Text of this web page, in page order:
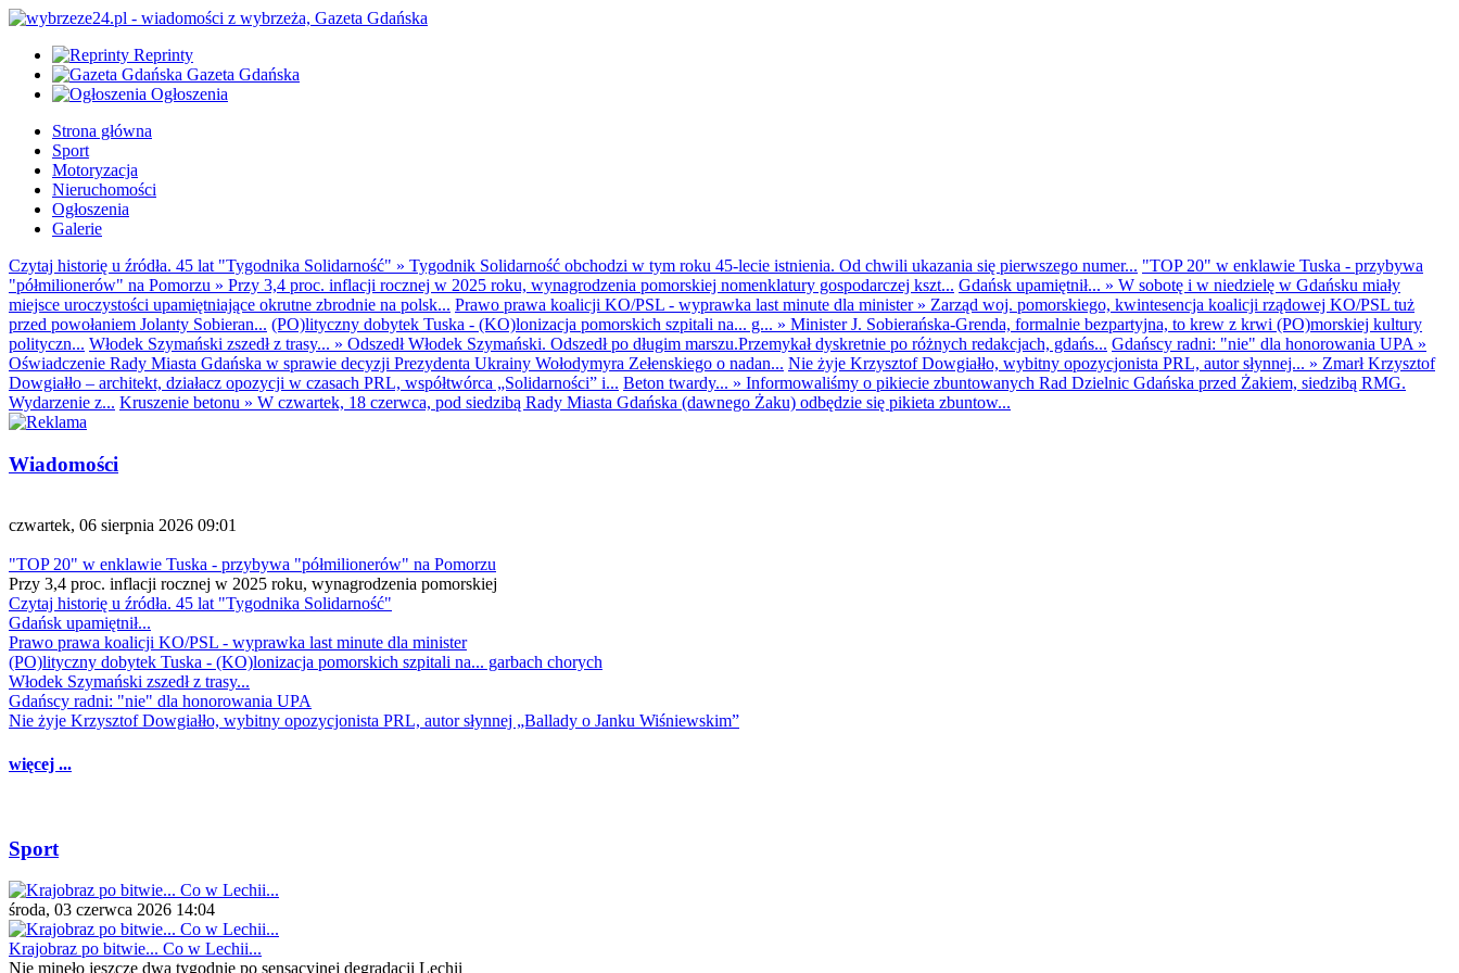
Reprinty
Gazeta Gdańska
Ogłoszenia
Strona główna
Sport
Motoryzacja
Nieruchomości
Ogłoszenia
Galerie
Czytaj historię u źródła. 45 lat "Tygodnika Solidarność" » Tygodnik Solidarność obchodzi w tym roku 45-lecie istnienia. Od chwili ukazania się pierwszego numer... "TOP 20" w enklawie Tuska - przybywa
"półmilionerów" na Pomorzu » Przy 3,4 proc. inflacji rocznej w 2025 roku, wynagrodzenia pomorskiej nomenklatury gospodarczej kszt... Gdańsk upamiętnił... » W sobotę i w niedzielę w Gdańsku miały
miejsce uroczystości upamiętniające okrutne zbrodnie na polsk... Prawo prawa koalicji KO/PSL - wyprawka last minute dla minister» Zarząd woj. pomorskiego, kwintesencja koalicji rządowej KO/PSL tuż
przed powołaniem Jolanty Sobieran... (PO)lityczny dobytek Tuska - (KO)lonizacja pomorskich szpitali na... g... » Minister J. Sobierańska-Grenda, formalnie bezpartyjna, to krew z krwi (PO)morskiej kultury
polityczn... Włodek Szymański zszedł z trasy... » Odszedł Włodek Szymański. Odszedł po długim marszu.Przemykał dyskretnie po różnych redakcjach, gdańs... Gdańscy radni: "nie" dla honorowania UPA »
Oświadczenie Rady Miasta Gdańska w sprawie decyzji Prezydenta Ukrainy Wołodymyra Zełenskiego o nadan... Nie żyje Krzysztof Dowgiałło, wybitny opozycjonista PRL, autor słynnej... » Zmarł Krzysztof
Dowgiałło – architekt, działacz opozycji w czasach PRL, współtwórca „Solidarności” i... Beton twardy... » Informowaliśmy o pikiecie zbuntowanych Rad Dzielnic Gdańska przed Żakiem, siedzibą RMG.
Wydarzenie z... Kruszenie betonu » W czwartek, 18 czerwca, pod siedzibą Rady Miasta Gdańska (dawnego Żaku) odbędzie się pikieta zbuntow...
Wiadomości
czwartek, 06 sierpnia 2026 09:01
"TOP 20" w enklawie Tuska - przybywa "półmilionerów" na Pomorzu
Przy 3,4 proc. inflacji rocznej w 2025 roku, wynagrodzenia pomorskiej
Czytaj historię u źródła. 45 lat "Tygodnika Solidarność"
Gdańsk upamiętnił...
Prawo prawa koalicji KO/PSL - wyprawka last minute dla minister
(PO)lityczny dobytek Tuska - (KO)lonizacja pomorskich szpitali na... garbach chorych
Włodek Szymański zszedł z trasy...
Gdańscy radni: "nie" dla honorowania UPA
Nie żyje Krzysztof Dowgiałło, wybitny opozycjonista PRL, autor słynnej „Ballady o Janku Wiśniewskim”
więcej ...
Sport
środa, 03 czerwca 2026 14:04
Krajobraz po bitwie... Co w Lechii...
Nie minęło jeszcze dwa tygodnie po sensacyjnej degradacji Lechii